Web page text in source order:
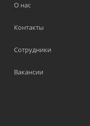
О нас
Контакты
Сотрудники
Вакансии